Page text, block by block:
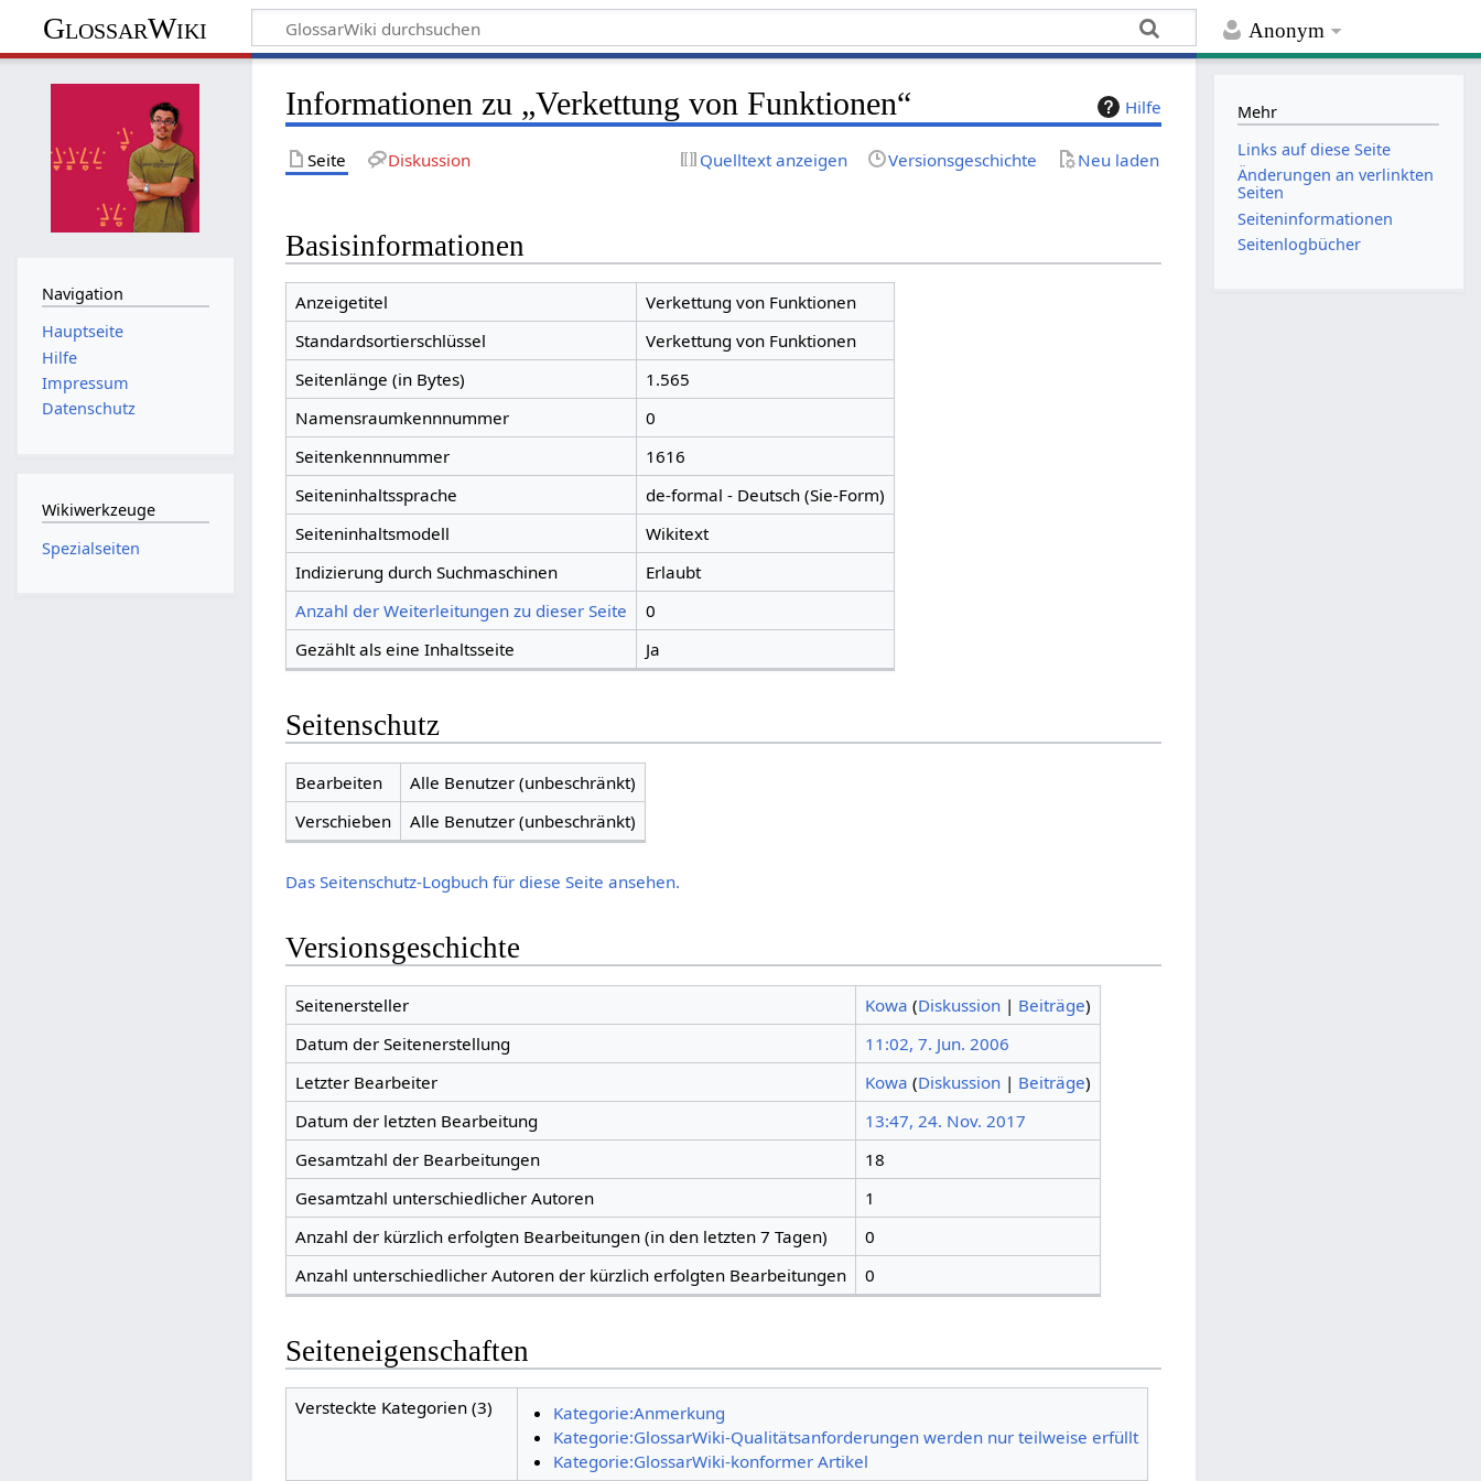
Anonym
GlossarWiki
Hilfe
Informationen zu „Verkettung von Funktionen“
Seite Diskussion Quelltext anzeigen Versionsgeschichte Neu laden
Basisinformationen
Anzeigetitel
Verkettung von Funktionen
Standardsortierschlüssel
Verkettung von Funktionen
Seitenlänge (in Bytes)
1.565
Namensraumkennnummer
0
Seitenkennnummer
1616
Seiteninhaltssprache
de-formal - Deutsch (Sie-Form)
Seiteninhaltsmodell
Wikitext
Indizierung durch Suchmaschinen
Erlaubt
Anzahl der Weiterleitungen zu dieser Seite
0
Gezählt als eine Inhaltsseite
Ja
Seitenschutz
Bearbeiten
Alle Benutzer (unbeschränkt)
Verschieben
Alle Benutzer (unbeschränkt)
Das Seitenschutz-Logbuch für diese Seite ansehen.
Versionsgeschichte
Seitenersteller Kowa (Diskussion| Beiträge)
Datum der Seitenerstellung
11:02, 7. Jun. 2006
Letzter Bearbeiter
Kowa (Diskussion| Beiträge)
Datum der letzten Bearbeitung
13:47, 24. Nov. 2017
Gesamtzahl der Bearbeitungen
18
Gesamtzahl unterschiedlicher Autoren
1
Anzahl der kürzlich erfolgten Bearbeitungen (in den letzten 7 Tagen)
0
Anzahl unterschiedlicher Autoren der kürzlich erfolgten Bearbeitungen
0
Seiteneigenschaften
Versteckte Kategorien (3)
Kategorie:Anmerkung
Kategorie:GlossarWiki-Qualitätsanforderungen werden nur teilweise erfüllt
Kategorie:GlossarWiki-konformer Artikel
Navigation
Hauptseite
Hilfe
Impressum
Datenschutz
Wikiwerkzeuge
Spezialseiten
Mehr
Links auf diese Seite
Änderungen an verlinkten
Seiten
Seiten­­informationen
Seitenlogbücher